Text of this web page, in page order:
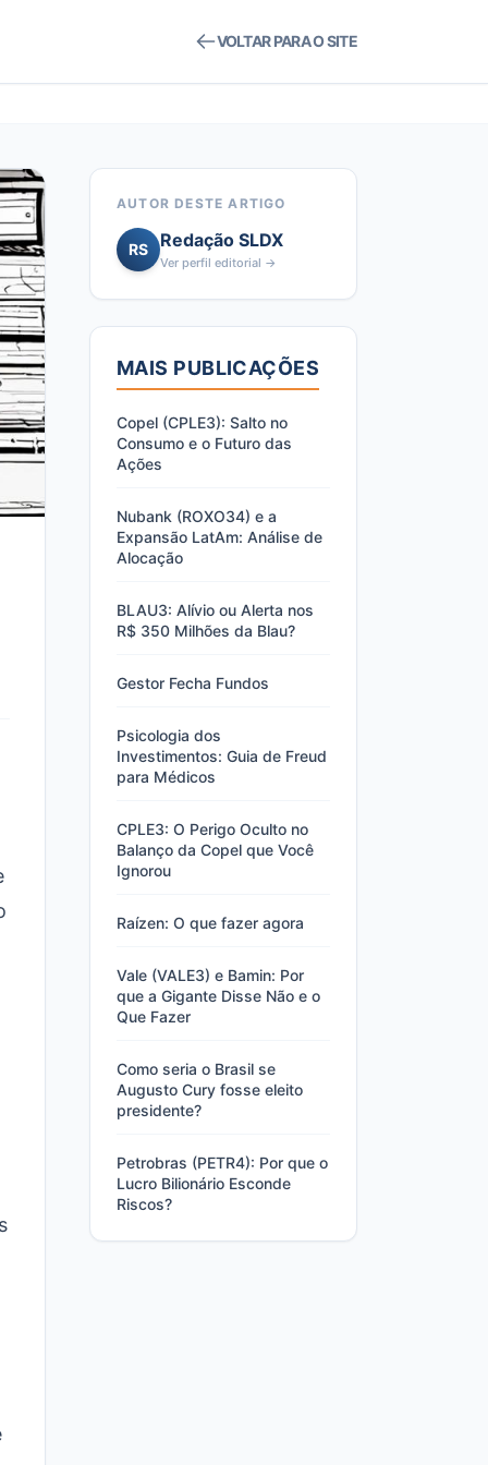
VOLTAR PARA O SITE
AUTOR DESTE ARTIGO
RS Redação SLDX
Ver perfil editorial →
MAIS PUBLICAÇÕES
Copel (CPLE3): Salto no
Consumo e o Futuro das
Ações
Nubank (ROXO34) e a
Expansão LatAm: Análise de
Alocação
BLAU3: Alívio ou Alerta nos
R$ 350 Milhões da Blau?
Gestor Fecha Fundos
Psicologia dos
Investimentos: Guia de Freud
para Médicos
CPLE3: O Perigo Oculto no
Balanço da Copel que Você
Ignorou
Raízen: O que fazer agora
Vale (VALE3) e Bamin: Por
que a Gigante Disse Não e o
Que Fazer
Como seria o Brasil se
Augusto Cury fosse eleito
presidente?
Petrobras (PETR4): Por que o
Lucro Bilionário Esconde
Riscos?